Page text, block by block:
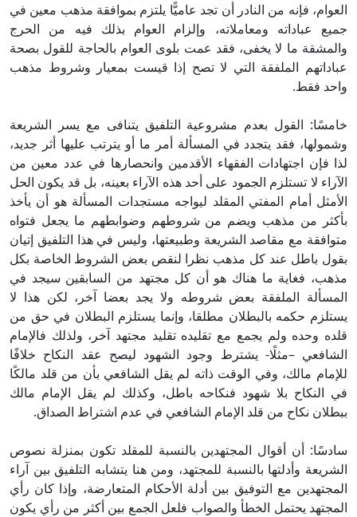
العوام، فإنه من النادر أن تجد عاميًّا يلتزم بموافقة مذهب معين في
جميع عباداته ومعاملاته، وإلزام العوام بذلك فيه من الحرج
والمشقة ما لا يخفى، فقد عمت بلوى العوام بالحاجة للقول بصحة
عباداتهم الملفقة التي لا تصح إذا قيست بمعيار وشروط مذهب
واحد فقط.
خامسًا: القول بعدم مشروعية التلفيق يتنافى مع يسر الشريعة
وشمولها، فقد يتجدد في المسألة أمر ما أو يترتب عليها أثر جديد،
لذا فإن اجتهادات الفقهاء الأقدمين وانحصارها في عدد معين من
الآراء لا تستلزم الجمود على أحد هذه الآراء بعينه، بل قد يكون الحل
الأمثل أمام المفتي المقلد ليواجه مستجدات المسألة هو أن يأخذ
بأكثر من مذهب ويضم من شروطهم وضوابطهم ما يجعل فتواه
متوافقة مع مقاصد الشريعة وطبيعتها، وليس في هذا التلفيق إتيان
بقول باطل عند كل مذهب نظرا لنقص بعض الشروط الخاصة بكل
مذهب، فغاية ما هناك هو أن كل مجتهد من السابقين سيجد في
المسألة الملفقة بعض شروطه ولا يجد بعضا آخر، لكن هذا لا
يستلزم حكمه بالبطلان مطلقا، وإنما يستلزم البطلان في حق من
قلده وحده ولم يجمع مع تقليده تقليد مجتهد آخر، ولذلك فالإمام
الشافعي –مثلًا- يشترط وجود الشهود ليصح عقد النكاح خلافًا
للإمام مالك، وفي الوقت ذاته لم يقل الشافعي بأن من قلد مالكًا
في النكاح بلا شهود فنكاحه باطل، وكذلك لم يقل الإمام مالك
ببطلان نكاح من قلد الإمام الشافعي في عدم اشتراط الصداق.
سادسًا: أن أقوال المجتهدين بالنسبة للمقلد تكون بمنزلة نصوص
الشريعة وأدلتها بالنسبة للمجتهد، ومن هنا يتشابه التلفيق بين آراء
المجتهدين مع التوفيق بين أدلة الأحكام المتعارضة، وإذا كان رأي
المجتهد يحتمل الخطأ والصواب فلعل الجمع بين أكثر من رأي يكون